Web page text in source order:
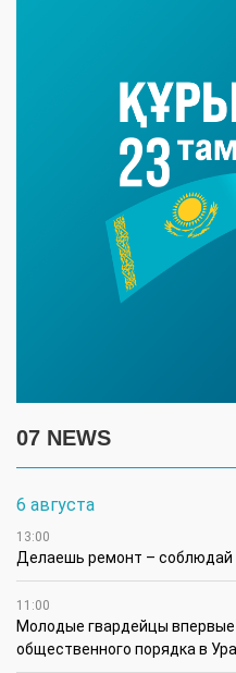
07 NEWS
6 августа
13:00
Делаешь ремонт – соблюдай
11:00
Молодые гвардейцы
общественного порядка в